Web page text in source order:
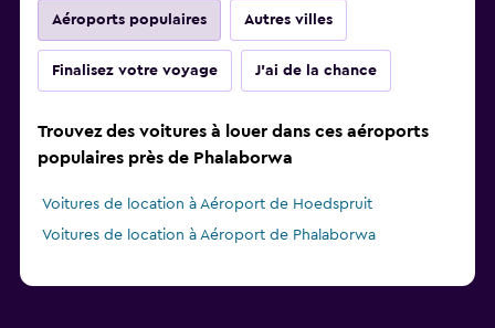
Aéroports populaires Autres villes
Finalisez votre voyage J'ai de la chance
Trouvez des voitures à louer dans ces aéroports
populaires près de Phalaborwa
Voitures de location à Aéroport de Hoedspruit
Voitures de location à Aéroport de Phalaborwa